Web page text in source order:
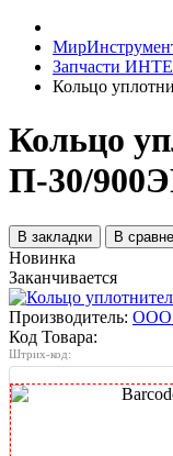
Запчасти
Кольцо
Кольцо
П-30/
В закладки В
Новинка
Заканчивается
Производитель: ООО
Код Товара:
Штрих-код: